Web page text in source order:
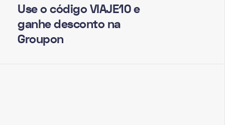
Use o código VIAJE10 e
ganhe desconto na
Groupon